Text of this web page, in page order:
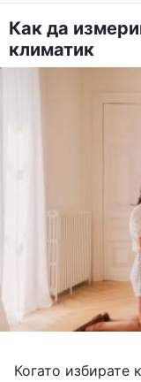
Как да
климатик
Когато избирате